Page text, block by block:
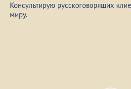
Консультирую русскоговорящих
миру.